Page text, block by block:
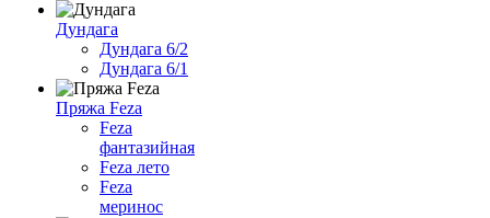
Дундага
Дундага 6/2
Дундага 6/1
Пряжа Feza
Feza
фантазийная
Feza лето
Feza
меринос